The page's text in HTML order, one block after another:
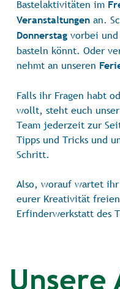
Bastelaktivitäten im
Veranstaltungen an.
Donnerstag vorbei
basteln könnt. Oder
nehmt an unseren
Falls ihr Fragen habt
wollt, steht euch
Team jederzeit zur
Tipps und Tricks und
Schritt.
Also, worauf wartet
eurer Kreativität
Erfinderwerkstatt des
Unsere